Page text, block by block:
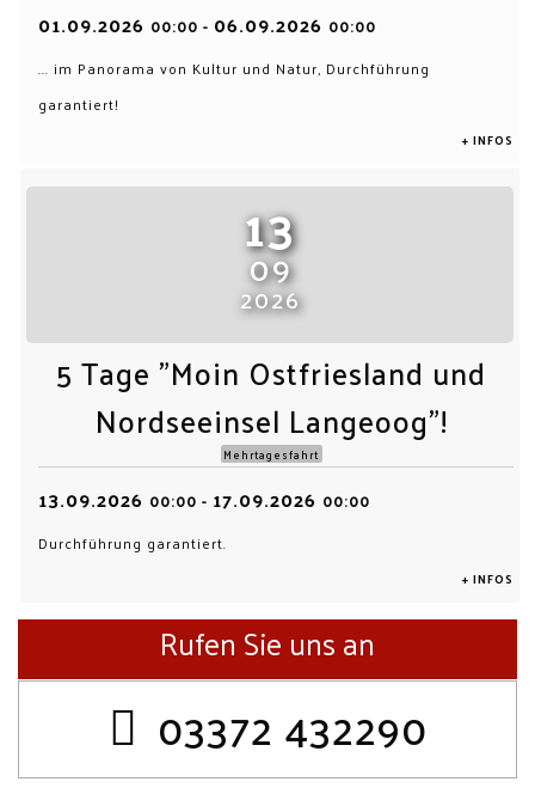
01.09.2026 00:00 - 06.09.2026 00:00
... im Panorama von Kultur und Natur, Durchführung
garantiert!
+ INFOS
13
09
2026
5 Tage "Moin Ostfriesland und
Nordseeinsel Langeoog"!
Mehrtagesfahrt
13.09.2026 00:00 - 17.09.2026 00:00
Durchführung garantiert.
+ INFOS
Rufen Sie uns an
03372 432290